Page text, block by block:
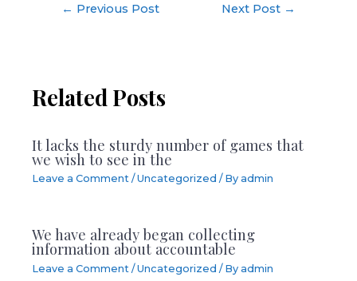
← Previous Post Next Post →
Related Posts
It lacks the sturdy number of games that
we wish to see in the
Leave a Comment /Uncategorized / Byadmin
We have already began collecting
information about accountable
Leave a Comment /Uncategorized / Byadmin